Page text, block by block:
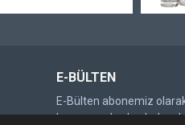
E-BÜLTEN
E-Bülten abonemiz
kampanyalardan